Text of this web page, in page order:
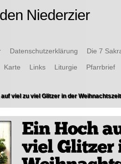
Niederzier
Datenschutzerklärung Die 7
Karte Links Liturgie Pfarrbrief
viel zu viel Glitzer in der Weihnachtszeit